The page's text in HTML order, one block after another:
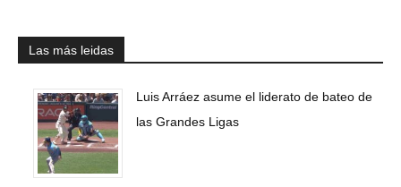
Las más leidas
Luis Arráez asume el liderato de bateo de
las Grandes Ligas